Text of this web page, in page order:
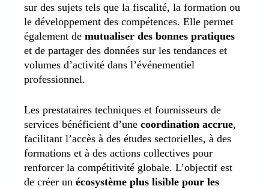
sur des sujets tels que la fiscalité, la formation ou
le développement des compétences. Elle permet
également de mutualiser des bonnes pratiques
et de partager des données sur les tendances et
volumes d’activité dans l’événementiel
professionnel.
Les prestataires techniques et fournisseurs de
services bénéficient d’une coordination accrue,
facilitant l’accès à des études sectorielles, à des
formations et à des actions collectives pour
renforcer la compétitivité globale. L’objectif est
de créer un écosystème plus lisible pour les